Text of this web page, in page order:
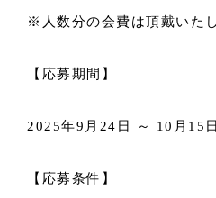
※人数分の会費は頂戴いた
【応募期間】
2025年9月24日 ～ 10月15
【応募条件】